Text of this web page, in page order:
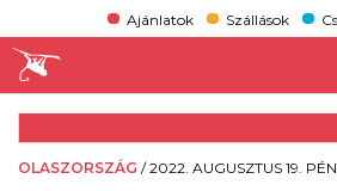
Ajánlatok Szállások
OLASZORSZÁG /2022. AUGUSZTUS 19.